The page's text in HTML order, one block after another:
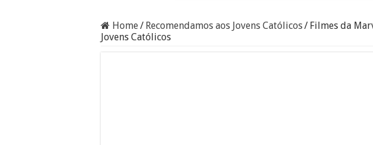
Filme Sagrado Coração – Seu Reino Não Terá
Home/ Recomendamos aos Jovens Católicos/ Filmes da
Jovens Católicos